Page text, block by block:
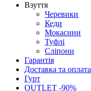
Взуття
Черевики
Кеди
Мокасини
Туфлі
Сліпони
Гарантія
Доставка та оплата
Гурт
OUTLET -90%